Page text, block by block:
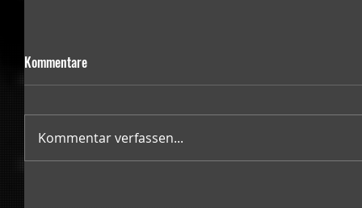
Kommentare
Kommentar verfassen...